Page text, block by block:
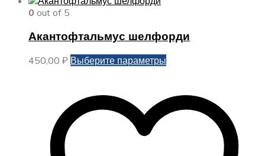
0 out of 5
Акантофтальмус шелфорди
450,00 ₽ Выберите параметры
несколько
вариаций.
Опции